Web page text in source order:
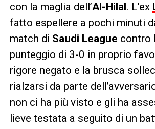
con la maglia dell’Al-Hilal. L’ex
fatto espellere a pochi minuti
match di Saudi League contro
punteggio di 3-0 in proprio
rigore negato e la brusca
rialzarsi da parte
non ci ha più visto e gli ha
lieve testata a seguito di un